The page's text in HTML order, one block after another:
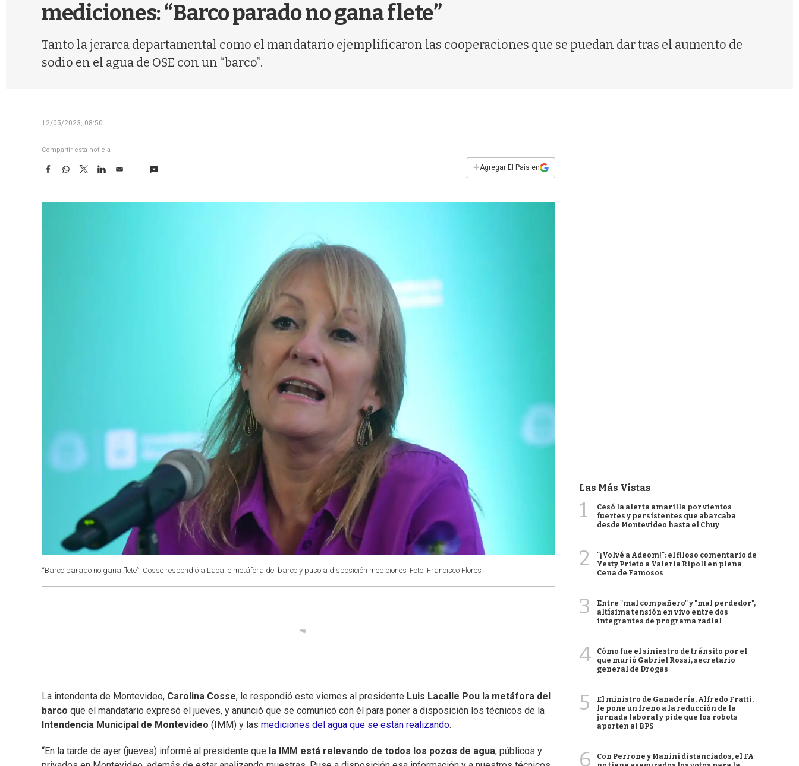
mediciones: “Barco parado no gana flete”
Tanto la jerarca departamental como el mandatario ejemplificaron las cooperaciones que se puedan dar tras el aumento de
sodio en el agua de OSE con un “barco”.
12/05/2023, 08:50
Compartir esta noticia
F
e
W
t
T
w
t
L
k
E
i
+Agregar El País en
“Barco parado no gana flete”: Cosse respondió a Lacalle metáfora del barco y puso a disposición mediciones Foto: Francisco Flores
La intendenta de Montevideo, Carolina Cosse, le respondió este viernes al presidente Luis Lacalle Pou la metáfora del
barco que el mandatario expresó el jueves, y anunció que se comunicó con él para poner a disposición los técnicos de la
Intendencia Municipal de Montevideo (IMM) y las mediciones del agua que se están realizando.
“En la tarde de ayer (jueves) informé al presidente que la IMM está relevando de todos los pozos de agua, públicos y
Las Más Vistas
1
Cesó la alerta amarilla por vientos
fuertes y persistentes que abarcaba
desde Montevideo hasta el Chuy
2
"¡Volvé a Adeom!": el filoso comentario de
Yesty Prieto a Valeria Ripoll en plena
Cena de Famosos
3
Entre "mal compañero" y "mal perdedor",
altísima tensión en vivo entre dos
integrantes de programa radial
4
Cómo fue el siniestro de tránsito por el
que murió Gabriel Rossi, secretario
general de Drogas
5
El ministro de Ganadería, Alfredo Fratti,
le pone un freno a la reducción de la
jornada laboral y pide que los robots
aporten al BPS
6
Con Perrone y Manini distanciados, el FA